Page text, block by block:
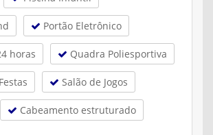
Portão Eletrônico
horas Quadra Poliesportiva
Salão de Jogos
Cabeamento estruturado